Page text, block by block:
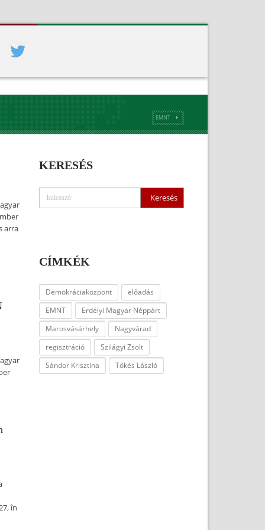
EMNT
arra
în
KERESÉS
CÍMKÉK
Demokráciaközpont
előadás
EMNT
Erdélyi Magyar Néppárt
Marosvásárhely
Nagyvárad
regisztráció
Szilágyi Zsolt
Sándor Krisztina
Tőkés László